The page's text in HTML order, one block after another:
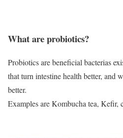
What are probiotics?
Probiotics are beneficial bacterias
that turn intestine health better, and
better.
Examples are Kombucha tea,